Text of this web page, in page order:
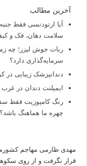
آخرین مطالب
آیا ارتودنسی فقط جنبه
سلامت دهان، فک و
ربات جوش لیزر؛ چه
سرمایه‌گذاری دارد؟
دندانپزشک زیبایی در
ایمپلنت دندان در غرب
رنگ کامپوزیت فقط سفید
چهره ما هماهنگ باشد؟
قرار نگرفت و از روی سکوها